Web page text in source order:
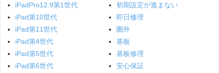
iPadPro12.9第1世代
iPad第10世代
iPad第11世代
iPad第4世代
iPad第5世代
iPad第6世代
初期設定が進まない
即日修理
圏外
基板
基板修理
安心保証